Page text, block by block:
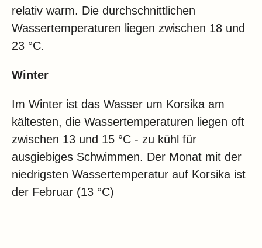
relativ warm. Die durchschnittlichen
Wassertemperaturen liegen zwischen 18 und
23 °C.
Winter
Im Winter ist das Wasser um Korsika am
kältesten, die Wassertemperaturen liegen oft
zwischen 13 und 15 °C - zu kühl für
ausgiebiges Schwimmen. Der Monat mit der
niedrigsten Wassertemperatur auf Korsika ist
der Februar (13 °C)